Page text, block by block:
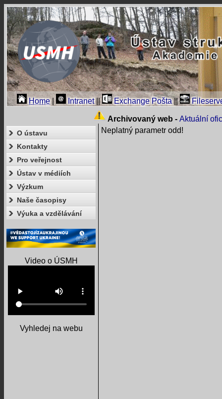
Home| Intranet|| Exchange Pošta ||
Archivovaný web - Aktuální
O ústavu
Kontakty
Pro veřejnost
Ústav v médiích
Výzkum
Naše časopisy
Výuka a vzdělávání
Video o ÚSMH
Vyhledej na webu
Neplatný parametr odd!